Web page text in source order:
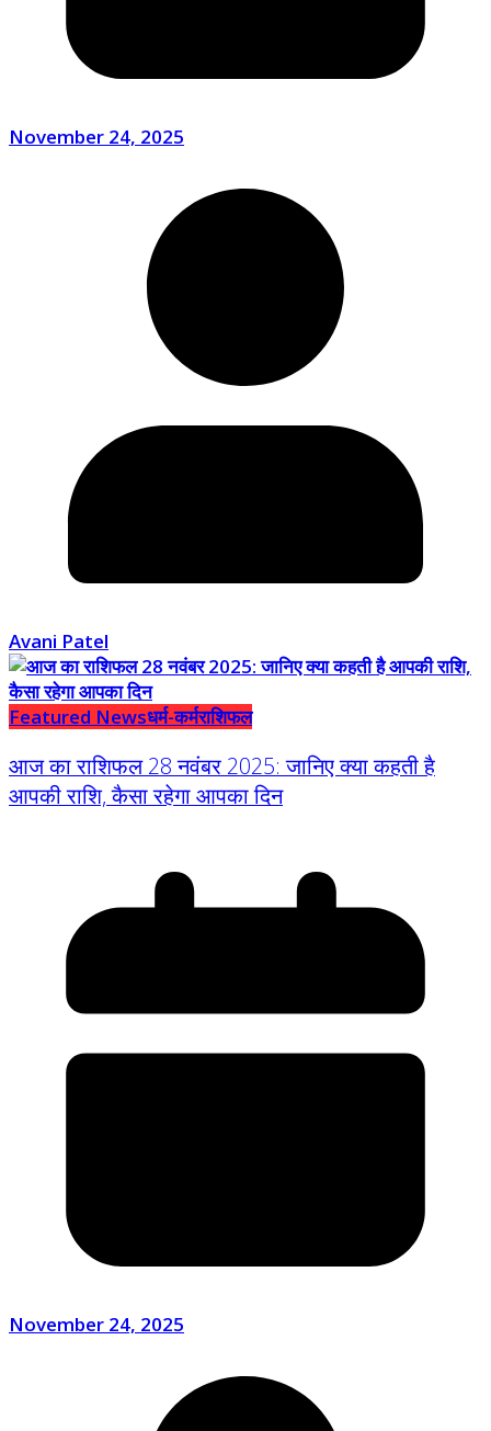
November 24, 2025
Avani Patel
Featured Newsधर्म-कर्मराशिफल
आज का राशिफल 28 नवंबर 2025: जानिए क्या कहती है
आपकी राशि, कैसा रहेगा आपका दिन
November 24, 2025